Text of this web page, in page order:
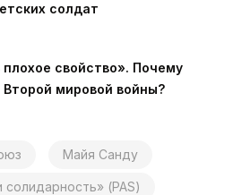
солдат
свойство». Почему
Второй мировой войны?
Майя Санду
(PAS)